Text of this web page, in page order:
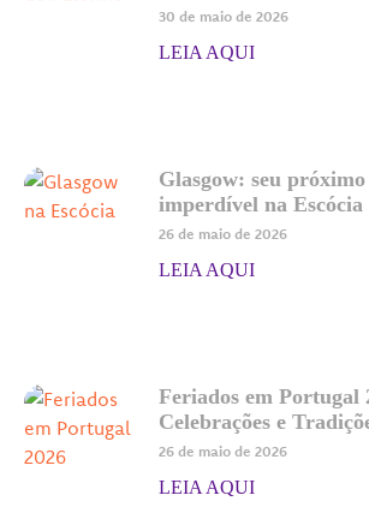
30 de maio de 2026
LEIA AQUI
Glasgow: seu
imperdível na Escócia
26 de maio de 2026
LEIA AQUI
Feriados em Portugal
Celebrações e
26 de maio de 2026
LEIA AQUI